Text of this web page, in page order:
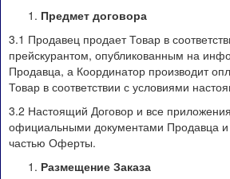
Предмет договора
3.1 Продавец продает Товар в
прейскурантом, опубликованным на
Продавца, а Координатор производит
Товар в соответствии с условиями
3.2 Настоящий Договор и все
официальными документами Продавца
частью Оферты.
Размещение Заказа